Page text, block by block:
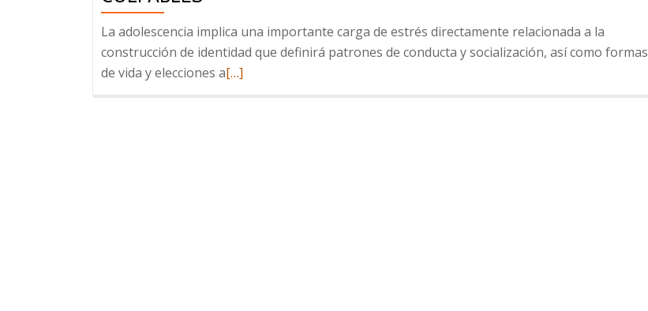
La adolescencia implica una importante carga de estrés directamente relacionada a la
construcción de identidad que definirá patrones de conducta y socialización, así como formas
de vida y elecciones aLeer
[…]